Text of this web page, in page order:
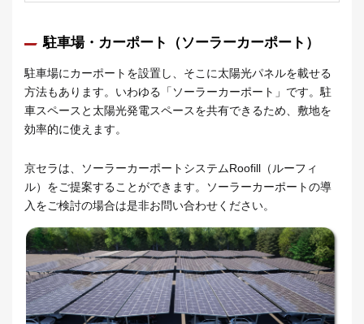
駐車場・カーポート（ソーラーカーポート）
駐車場にカーポートを設置し、そこに太陽光パネルを載せる
方法もあります。いわゆる「ソーラーカーポート」です。駐
車スペースと太陽光発電スペースを共有できるため、敷地を
効率的に使えます。
京セラは、ソーラーカーポートシステムRoofill（ルーフィ
ル）をご提案することができます。ソーラーカーポートの導
入をご検討の場合は是非お問い合わせください。